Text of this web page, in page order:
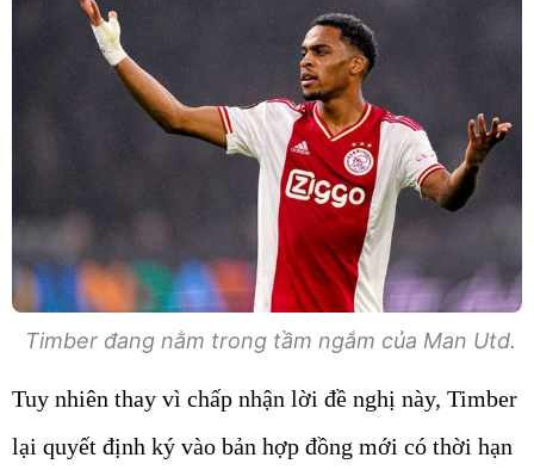
Timber đang nằm trong tầm ngắm của Man Utd.
Tuy nhiên thay vì chấp nhận lời đề nghị này, Timber
lại quyết định ký vào bản hợp đồng mới có thời hạn